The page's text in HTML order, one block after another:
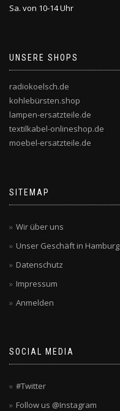
Sa. von 10-14 Uhr
UNSERE SHOPS
radiokoelsch.de
kohlebürsten.shop
lampen-ersatzteile.de
textilkabel-onlineshop.de
moebel-ersatzteile.de
SITEMAP
Wir über uns
Unser Geschäft in Hamburg
Datenschutz
Impressum
Anmelden
SOCIAL MEDIA
#Twitter
Follow us @Instagram